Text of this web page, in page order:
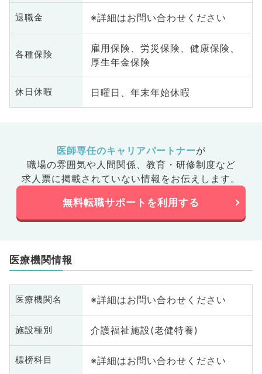
退職金 ※詳細はお問い合わせください
各種保険
雇用保険、労災保険、健康保険、
厚生年金保険
休日休暇 日曜日、年末年始休暇
医師専任のキャリアパートナーが
職場の雰囲気や人間関係、 教育・研修制度など
求人票に掲載されていない情報をお伝えします。
無料転職サポートを利用する
医療機関情報
医療機関名 ※詳細はお問い合わせください
施設種別 介護福祉施設(老健特養)
標榜科目 ※詳細はお問い合わせください